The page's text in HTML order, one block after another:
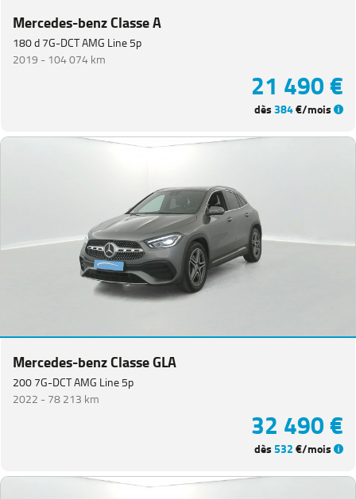
Mercedes-benz Classe A
180 d 7G-DCT AMG Line 5p
2019 - 104 074 km
21 490 €
dès384€/mois
Mercedes-benz Classe GLA
200 7G-DCT AMG Line 5p
2022 -78 213 km
32 490 €
dès532€/mois